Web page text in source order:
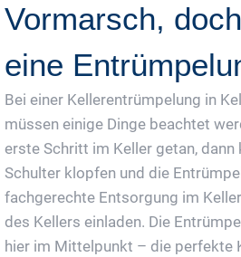
Vormarsch,
eine
Bei einer Kellerentrümpelung in
müssen einige Dinge beachtet
erste Schritt im Keller getan, dann
Schulter klopfen und die
fachgerechte Entsorgung im
des Kellers einladen. Die
hier im Mittelpunkt – die perfekte